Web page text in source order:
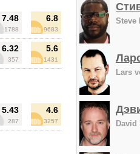
7.48
1788
6.8
9683
6.32
357
5.6
1431
5.43
287
4.6
3257
Steve
Lars
David